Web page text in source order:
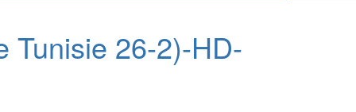
Tunisie 26-2)-HD-